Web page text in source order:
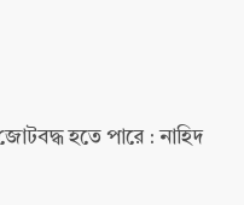
জোটবদ্ধ হতে পারে : নাহিদ